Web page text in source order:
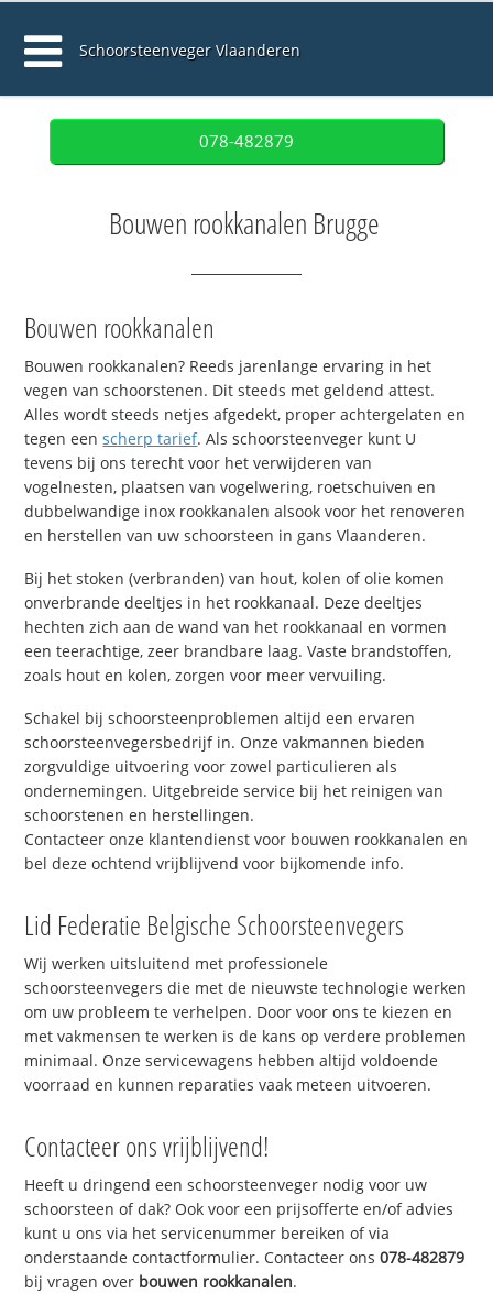
Schoorsteenveger Vlaanderen
078-482879
Bouwen rookkanalen Brugge
Bouwen rookkanalen
Bouwen rookkanalen? Reeds jarenlange ervaring in het
vegen van schoorstenen. Dit steeds met geldend attest.
Alles wordt steeds netjes afgedekt, proper achtergelaten en
tegen eenscherp tarief. Als schoorsteenveger kunt U
tevens bij ons terecht voor het verwijderen van
vogelnesten, plaatsen van vogelwering, roetschuiven en
dubbelwandige inox rookkanalen alsook voor het renoveren
en herstellen van uw schoorsteen in gans Vlaanderen.
Bij het stoken (verbranden) van hout, kolen of olie komen
onverbrande deeltjes in het rookkanaal. Deze deeltjes
hechten zich aan de wand van het rookkanaal en vormen
een teerachtige, zeer brandbare laag. Vaste brandstoffen,
zoals hout en kolen, zorgen voor meer vervuiling.
Schakel bij schoorsteenproblemen altijd een ervaren
schoorsteenvegersbedrijf in. Onze vakmannen bieden
zorgvuldige uitvoering voor zowel particulieren als
ondernemingen. Uitgebreide service bij het reinigen van
schoorstenen en herstellingen.
Contacteer onze klantendienst voor bouwen rookkanalen en
bel deze ochtend vrijblijvend voor bijkomende info.
Lid Federatie Belgische Schoorsteenvegers
Wij werken uitsluitend met professionele
schoorsteenvegers die met de nieuwste technologie werken
om uw probleem te verhelpen. Door voor ons te kiezen en
met vakmensen te werken is de kans op verdere problemen
minimaal. Onze servicewagens hebben altijd voldoende
voorraad en kunnen reparaties vaak meteen uitvoeren.
Contacteer ons vrijblijvend!
Heeft u dringend een schoorsteenveger nodig voor uw
schoorsteen of dak? Ook voor een prijsofferte en/of advies
kunt u ons via het servicenummer bereiken of via
onderstaande contactformulier. Contacteer ons078-482879
bij vragen over bouwen rookkanalen.